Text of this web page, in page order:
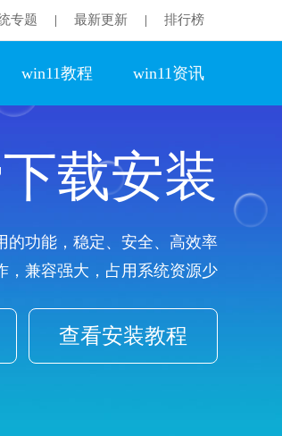
专题 最新更新 排行榜
win11教程 win11资讯
载安装
的功能，稳定、安全、高效率
，兼容强大，占用系统资源少
查看安装教程